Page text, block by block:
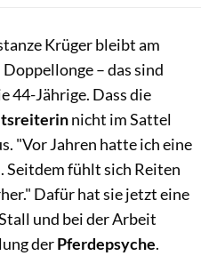
Krüger bleibt am
– das sind
44-Jährige. Dass die
nicht im Sattel
"Vor Jahren hatte ich eine
Seitdem fühlt sich Reiten
Dafür hat sie jetzt eine
und bei der Arbeit
derPferdepsyche.